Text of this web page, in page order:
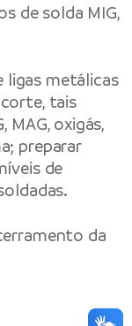
de solda MIG,
ligas metálicas
tais
MAG, oxigás,
preparar
de
da